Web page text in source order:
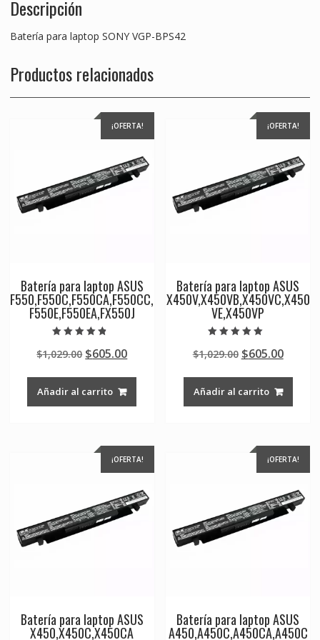
Descripción
Batería para laptop SONY VGP-BPS42
Productos relacionados
¡OFERTA!
Batería para laptop ASUS
F550,F550C,F550CA,F550CC,
F550E,F550EA,FX550J
4.50
de 5
$1,029.00 Original
was:
$1,029.00.
$605.00Current
Añadir al carrito
¡OFERTA!
Batería para laptop ASUS
X450V,X450VB,X450VC,X450
VE,X450VP
5.00
de 5
$1,029.00 Original
was:
$1,029.00.
$605.00
Añadir al carrito
¡OFERTA!
Batería para laptop ASUS
X450,X450C,X450CA
¡OFERTA!
Batería para laptop ASUS
A450,A450C,A450CA,A450C